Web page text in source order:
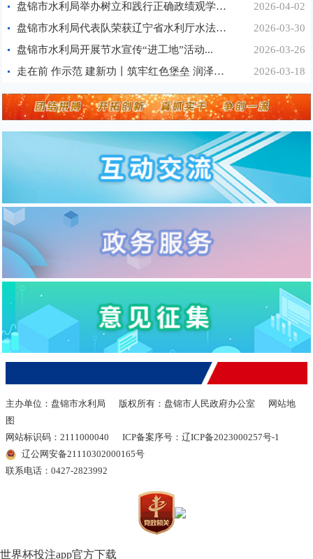
盘锦市水利局举办树立和践行正确政绩观学习教育第1...
2026-04-02
盘锦市水利局代表队荣获辽宁省水利厅水法知识竞赛...
2026-03-30
盘锦市水利局开展节水宣传“进工地”活动...
2026-03-26
走在前 作示范 建新功丨筑牢红色堡垒 润泽万家心田...
2026-03-18
主办单位：盘锦市水利局 版权所有：盘锦市人民政府办公室
网站地
图
网站标识码：2111000040
ICP备案序号：辽ICP备2023000257号-1
辽公网安备21110302000165号
联系电话：0427-2823992
世界杯投注app官方下载